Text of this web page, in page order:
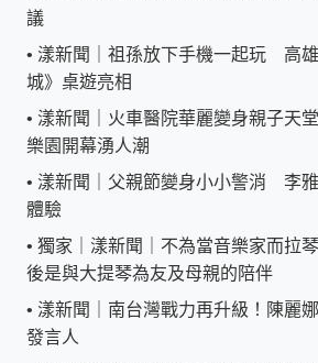
議
• 漾新聞｜祖孫放下手機一起玩 高
城》桌遊亮相
• 漾新聞｜火車醫院華麗變身親子天
樂園開幕湧人潮
• 漾新聞｜父親節變身小小警消 李
體驗
• 獨家｜漾新聞｜不為當音樂家而拉
後是與大提琴為友及母親的陪伴
• 漾新聞｜南台灣戰力再升級！陳麗
發言人